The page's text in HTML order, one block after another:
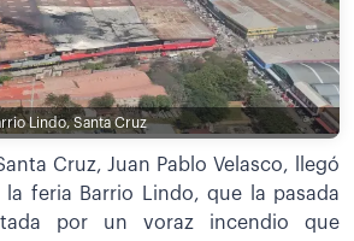
Lindo, Santa Cruz
Cruz, Juan Pablo Velasco, llegó
la feria Barrio Lindo, que la pasada
por un voraz incendio que